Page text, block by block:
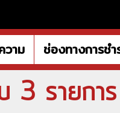
วาม ช่องทางการชำ
3 รายการ